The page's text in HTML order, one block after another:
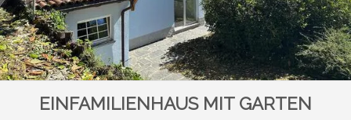
EINFAMILIENHAUS MIT GARTEN